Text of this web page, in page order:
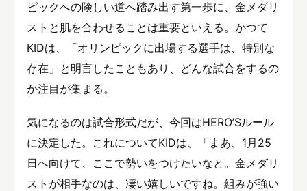
ピックへの険しい道へ踏み出す第一歩に、金メダリ
ストと肌を合わせることは重要といえる。かつて
KIDは、「オリンピックに出場する選手は、特別な
存在」と明言したこともあり、どんな試合をするの
か注目が集まる。
気になるのは試合形式だが、今回はHERO’Sルール
に決定した。これについてKIDは、「まあ、1月25
日へ向けて、ここで勢いをつけたいなと。金メダリ
ストが相手なのは、凄い嬉しいですね。組みが強い